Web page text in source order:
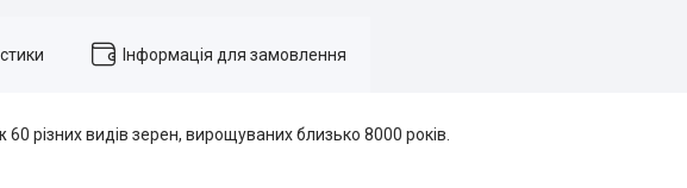
Інформація для замовлення
різних видів зерен, вирощуваних близько 8000 років.